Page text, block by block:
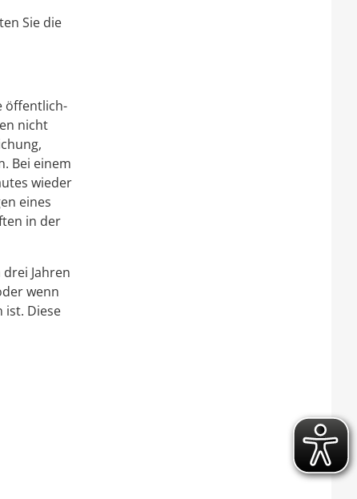
Sie die
öffentlich-
nicht
Bei einem
wieder
eines
in der
Jahren
wenn
ist. Diese